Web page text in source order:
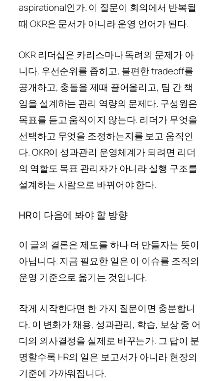
aspirational인가. 이 질문이 회의에서 반복될
때 OKR은 문서가 아니라 운영 언어가 된다.
OKR 리더십은 카리스마나 독려의 문제가 아
니다. 우선순위를 좁히고, 불편한 tradeoff를
공개하고, 충돌을 제때 끌어올리고, 팀 간 책
임을 설계하는 관리 역량의 문제다. 구성원은
목표를 듣고 움직이지 않는다. 리더가 무엇을
선택하고 무엇을 조정하는지를 보고 움직인
다. OKR이 성과관리 운영체계가 되려면 리더
의 역할도 목표 관리자가 아니라 실행 구조를
설계하는 사람으로 바뀌어야 한다.
HR이 다음에 봐야 할 방향
이 글의 결론은 제도를 하나 더 만들자는 뜻이
아닙니다. 지금 필요한 일은 이 이슈를 조직의
운영 기준으로 옮기는 것입니다.
작게 시작한다면 한 가지 질문이면 충분합니
다. 이 변화가 채용, 성과관리, 학습, 보상 중 어
디의 의사결정을 실제로 바꾸는가. 그 답이 분
명할수록 HR의 일은 보고서가 아니라 현장의
기준에 가까워집니다.